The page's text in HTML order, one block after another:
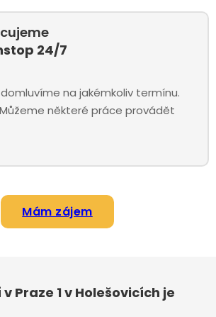
24/7
na jakémkoliv termínu.
některé práce provádět
Mám zájem
Praze 1 v Holešovicích je